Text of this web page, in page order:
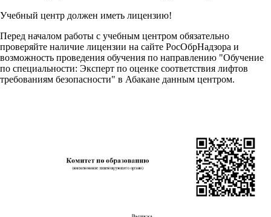
Учебный центр должен иметь лицензию!
Перед началом работы с учебным центром обязательно
проверяйте наличие лицензии на сайте РосОбрНадзора и
возможность проведения обучения по направлению "Обучение
по специальности: Эксперт по оценке соответствия лифтов
требованиям безопасности" в Абакане данным центром.